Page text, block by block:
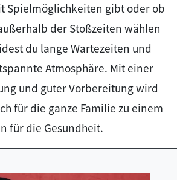
Spielmöglichkeiten gibt oder ob
der Stoßzeiten wählen
du lange Wartezeiten und
Atmosphäre. Mit einer
und guter Vorbereitung wird
für die ganze Familie zu einem
für die Gesundheit.